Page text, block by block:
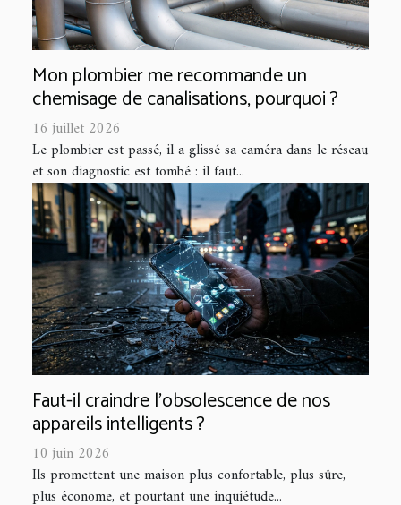
Mon plombier me recommande un
chemisage de canalisations, pourquoi ?
16 juillet 2026
Le plombier est passé, il a glissé sa caméra dans le réseau
et son diagnostic est tombé : il faut...
Faut-il craindre l’obsolescence de nos
appareils intelligents ?
10 juin 2026
Ils promettent une maison plus confortable, plus sûre,
plus économe, et pourtant une inquiétude...